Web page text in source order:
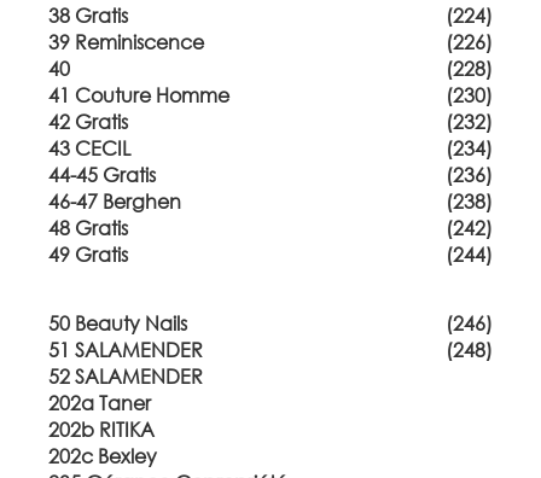
38 Gratis
(224)
39 Reminiscence
(226)
40
(228)
41 Couture Homme
(230)
42 Gratis
(232)
43 CECIL
(234)
44-45 Gratis
(236)
46-47 Berghen
(238)
48 Gratis
(242)
49 Gratis
(244)
50 Beauty Nails
(246)
51 SALAMENDER
(248)
52 SALAMENDER
202a Taner
202b RITIKA
202c Bexley